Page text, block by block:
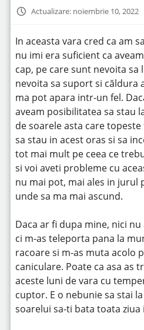
Actualizare: noiembrie 10, 2022
In aceasta vara cred ca am
nu imi era suficient ca
cap, pe care sunt nevoita sa
nevoita sa suport si căldura
ma pot apara intr-un fel.
aveam posibilitatea sa stau
de soarele asta care
sa stau in acest oras si sa
tot mai mult pe ceea ce
si voi aveti probleme cu
nu mai pot, mai ales in jurul
unde sa ma mai ascund.
Daca ar fi dupa mine, nici
ci m-as teleporta pana la
racoare si m-as muta acolo
caniculare. Poate ca asa as
aceste luni de vara cu
cuptor. E o nebunie sa stai
soarelui sa-ti bata toata ziua